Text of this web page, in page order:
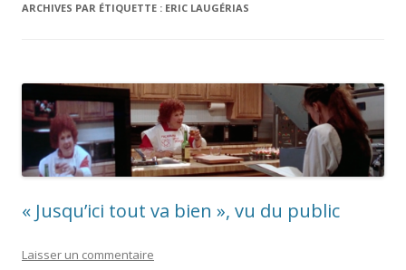
ARCHIVES PAR ÉTIQUETTE : ERIC LAUGÉRIAS
« Jusqu’ici tout va bien », vu du public
Laisser un commentaire